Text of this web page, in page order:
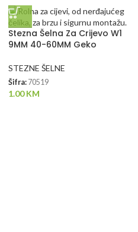
Stezna Šelna Za Crijevo W1
9MM 40-60MM Geko
STEZNE ŠELNE
Šifra: 70519
1.00KM